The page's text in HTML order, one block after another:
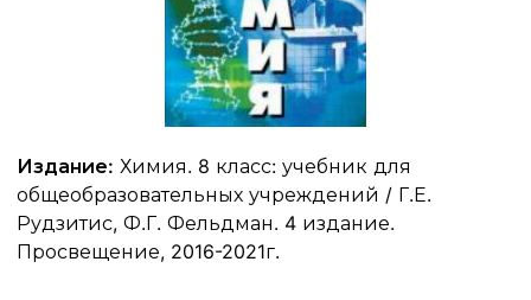
Издание: Химия. 8 класс: учебник для
общеобразовательных учреждений / Г.Е.
Рудзитис, Ф.Г. Фельдман. 4 издание.
Просвещение, 2016-2021г.